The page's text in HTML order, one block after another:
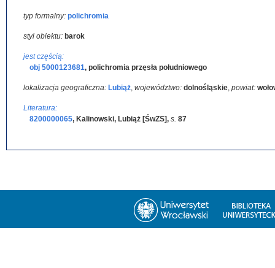
typ formalny: polichromia
styl obiektu: barok
jest częścią:
obj 5000123681, polichromia przęsła południowego
lokalizacja geograficzna: Lubiąż, województwo: dolnośląskie, powiat:
Literatura:
8200000065, Kalinowski, Lubiąż [ŚwZS], s. 87